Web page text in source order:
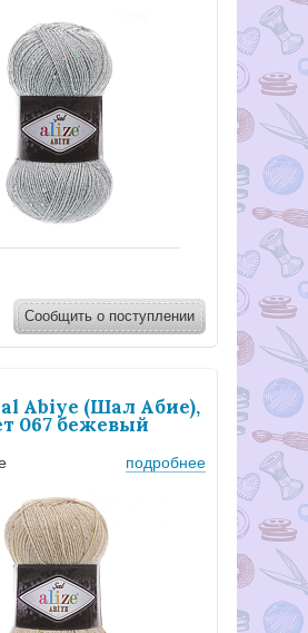
Сообщить о поступлении
Abiye (Шал Абие),
067 бежевый
подробнее